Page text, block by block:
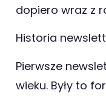
dopiero wraz z
Historia
Pierwsze
wieku. Były to